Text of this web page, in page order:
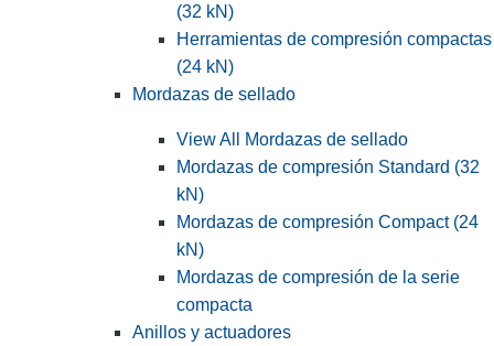
(32 kN)
Herramientas de compresión compactas
(24 kN)
Mordazas de sellado
View All Mordazas de sellado
Mordazas de compresión Standard (32
kN)
Mordazas de compresión Compact (24
kN)
Mordazas de compresión de la serie
compacta
Anillos y actuadores